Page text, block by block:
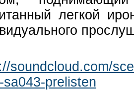
легкой
soundcloud.com/
sa043-prelisten